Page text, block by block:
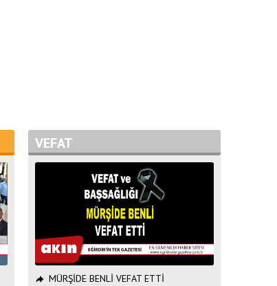
VEFAT
MÜRŞİDE BENLİ VEFAT ETTİ